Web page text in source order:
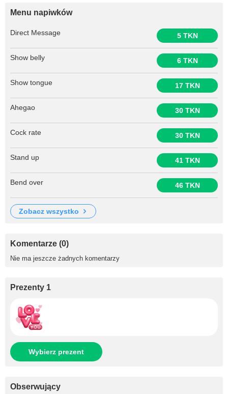
Menu napiwków
Direct Message 5 TKN
Show belly 6 TKN
Show tongue 17 TKN
Ahegao 30 TKN
Cock rate 30 TKN
Stand up 41 TKN
Bend over 46 TKN
zobacz wszystko
Komentarze (0)
Nie ma jeszcze żadnych komentarzy
Prezenty 1
Wybierz prezent
Obserwujący